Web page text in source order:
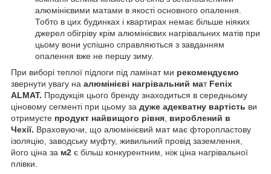
алюмінієвими матами в якості основного опалення.
Тобто в цих будинках і квартирах немає більше ніяких
джерел обігріву крім алюмінієвих нагрівальних матів при
цьому вони успішно справляються з завданням
опалення вже не першу зиму.
При виборі теплої підлоги під ламінат ми рекомендуємо
звернути увагу на алюмінієві нагрівальний мат Fenix
ALMAT. Продукція цього бренду знаходиться в середньому
ціновому сегменті при цьому за дуже адекватну вартість ви
отримуєте продукт найвищого рівня вироблений в
Чехії. Враховуючи, що алюмінієвий мат має фторопластову
ізоляцію, заводську муфту, живильний провід заземлення,
його ціна за м2 є більш конкурентним, ніж ціна нагрівальної
плівки.